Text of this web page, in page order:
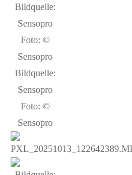
Bildquelle:
Sensopro
Foto: ©
Sensopro